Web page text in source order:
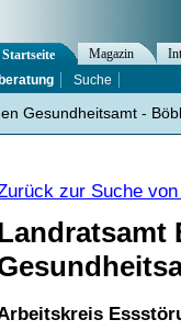
zur Suche
Startseite Magazin
Suche
Gesundheitsamt -